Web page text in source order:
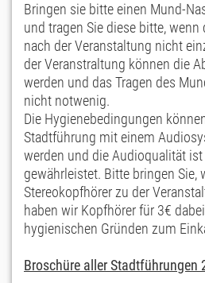
Bringen sie bitte einen Mund-
und tragen Sie diese bitte,
nach der Veranstaltung nicht
der Veranstraltung können die
werden und das Tragen des
nicht notwenig.
Die Hygienebedingungen
Stadtführung mit einem
werden und die Audioqualität
gewährleistet. Bitte bringen Sie,
Stereokopfhörer zu der
haben wir Kopfhörer für 3€
hygienischen Gründen zum
Broschüre aller Stadtführungen